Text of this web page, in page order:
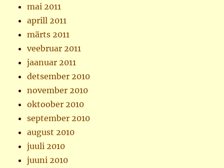
mai 2011
aprill 2011
märts 2011
veebruar 2011
jaanuar 2011
detsember 2010
november 2010
oktoober 2010
september 2010
august 2010
juuli 2010
juuni 2010